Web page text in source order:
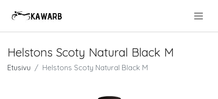
Helstons Scoty Natural Black M
Etusivu Helstons Scoty Natural Black M